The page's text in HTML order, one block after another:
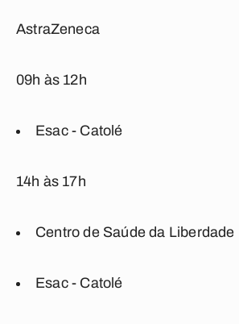
AstraZeneca
09h às 12h
Esac - Catolé
14h às 17h
Centro de Saúde da Liberdade
Esac - Catolé